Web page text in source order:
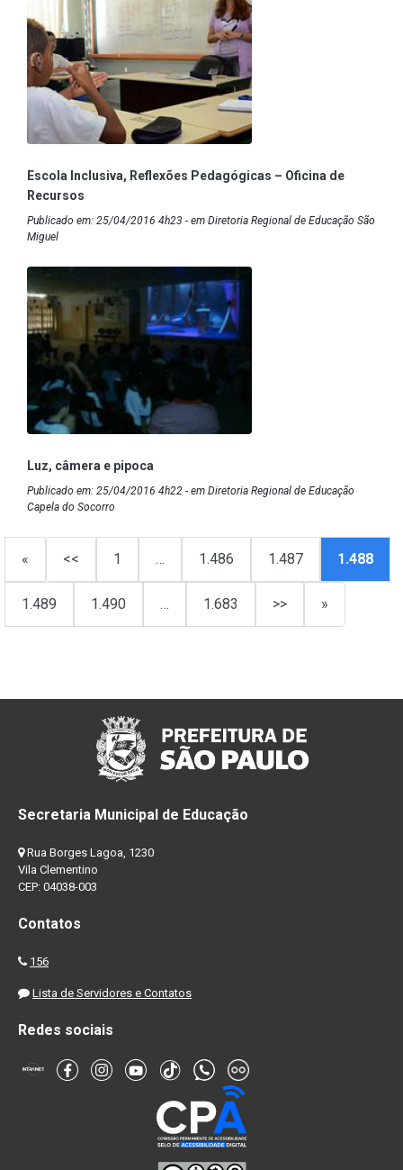
Escola Inclusiva, Reflexões Pedagógicas – Oficina de
Recursos
Publicado em: 25/04/2016 4h23 - em Diretoria Regional de Educação São
Miguel
Luz, câmera e pipoca
Publicado em: 25/04/2016 4h22 - em Diretoria Regional de Educação
Capela do Socorro
« << 1 … 1.486 1.487 1.488
1.489 1.490 … 1.683 >> »
Secretaria Municipal de Educação
Rua Borges Lagoa, 1230
Vila Clementino
CEP: 04038-003
Contatos
156
Lista de Servidores e Contatos
Redes sociais